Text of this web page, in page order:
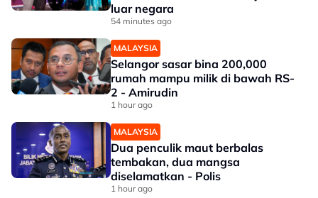
luar negara
54 minutes ago
MALAYSIA
Selangor sasar bina 200,000
rumah mampu milik di bawah RS-
2 - Amirudin
1 hour ago
MALAYSIA
Dua penculik maut berbalas
tembakan, dua mangsa
diselamatkan - Polis
1 hour ago